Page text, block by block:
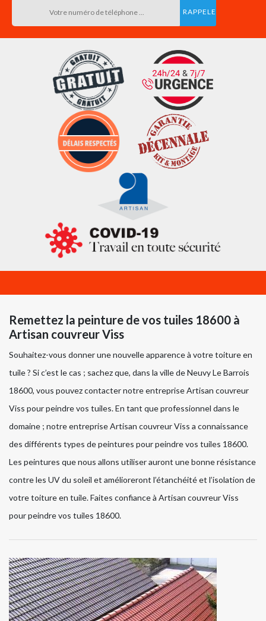
Remettez la peinture de vos tuiles 18600 à
Artisan couvreur Viss
Souhaitez-vous donner une nouvelle apparence à votre toiture en
tuile ? Si c’est le cas ; sachez que, dans la ville de Neuvy Le Barrois
18600, vous pouvez contacter notre entreprise Artisan couvreur
Viss pour peindre vos tuiles. En tant que professionnel dans le
domaine ; notre entreprise Artisan couvreur Viss a connaissance
des différents types de peintures pour peindre vos tuiles 18600.
Les peintures que nous allons utiliser auront une bonne résistance
contre les UV du soleil et amélioreront l’étanchéité et l’isolation de
votre toiture en tuile. Faites confiance à Artisan couvreur Viss
pour peindre vos tuiles 18600.